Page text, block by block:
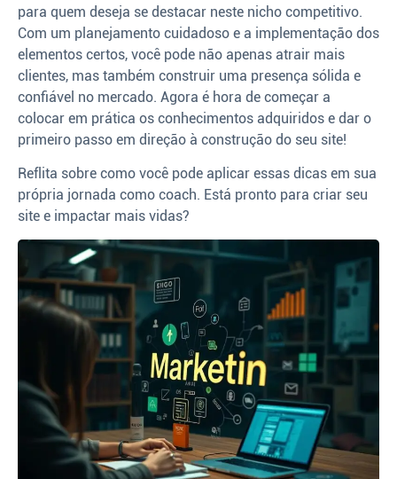
para quem deseja se destacar neste nicho competitivo.
Com um planejamento cuidadoso e a implementação dos
elementos certos, você pode não apenas atrair mais
clientes, mas também construir uma presença sólida e
confiável no mercado. Agora é hora de começar a
colocar em prática os conhecimentos adquiridos e dar o
primeiro passo em direção à construção do seu site!
Reflita sobre como você pode aplicar essas dicas em sua
própria jornada como coach. Está pronto para criar seu
site e impactar mais vidas?